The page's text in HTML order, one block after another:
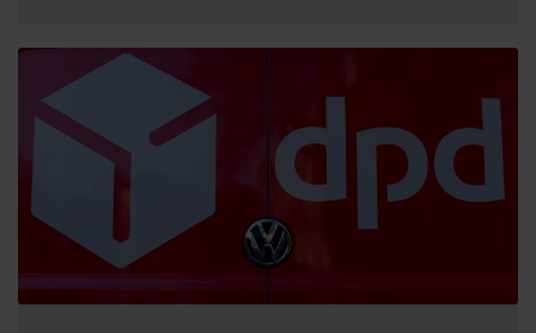
nadchodzi czas na wyjątkowo ciekawą historię tego,
co zrobił pewien kurier DPD.